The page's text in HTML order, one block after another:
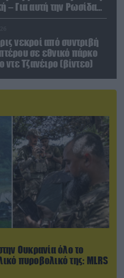
– Για αυτή την Ρωσίδα
την απέλαση
νεκροί από συντριβή
σε εθνικό πάρκο
ντε Τζανέιρο (βίντεο)
Ουκρανία όλο το
πυροβολικό της: MLRS